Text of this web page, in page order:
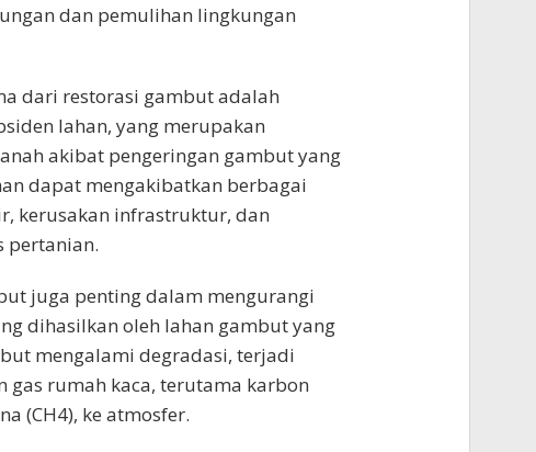
dan pemulihan lingkungan
dari restorasi gambut adalah
lahan, yang merupakan
akibat pengeringan gambut yang
dapat mengakibatkan berbagai
kerusakan infrastruktur, dan
pertanian.
juga penting dalam mengurangi
dihasilkan oleh lahan gambut yang
mengalami degradasi, terjadi
gas rumah kaca, terutama karbon
(CH4), ke atmosfer.